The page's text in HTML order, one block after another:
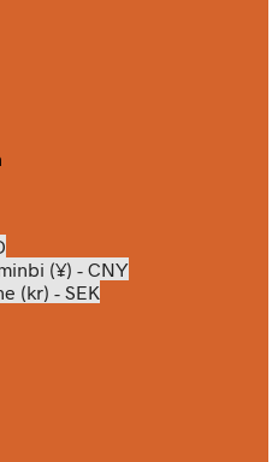
(¥) - CNY
(kr) - SEK